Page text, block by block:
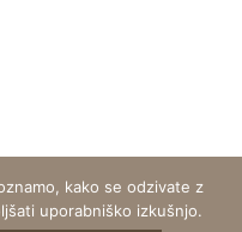
kako se odzivate z
uporabniško izkušnjo.